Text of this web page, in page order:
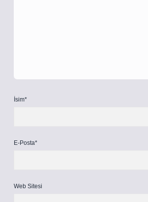
İsim*
E-Posta*
Web Sitesi